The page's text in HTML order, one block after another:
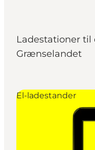
Planlegg
Ladestationer til
Grænselandet
El-ladestander